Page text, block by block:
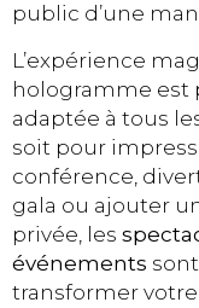
public d’une
L’expérience
hologramme est
adaptée à tous
soit pour
conférence,
gala ou ajouter
privée, les
événements
transformer